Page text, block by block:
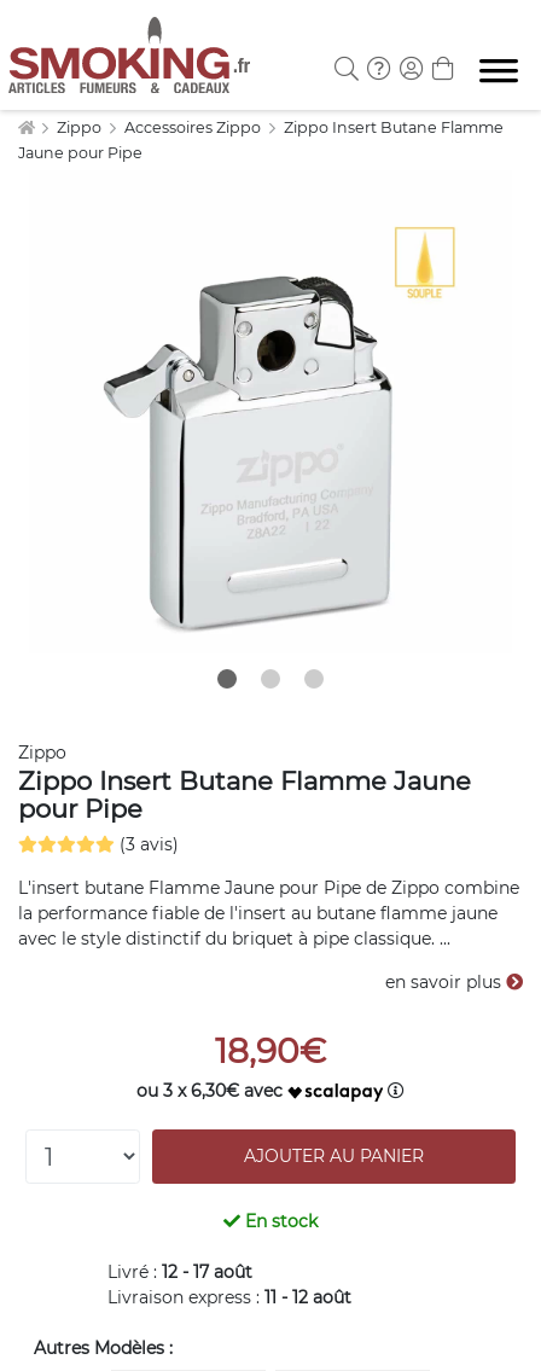
Zippo Accessoires Zippo
Zippo Insert Butane Flamme
Jaune pour Pipe
Zippo
Zippo Insert Butane Flamme Jaune
pour Pipe
(3 avis)
L'insert butane Flamme Jaune pour Pipe de Zippo combine
la performance fiable de l'insert au butane flamme jaune
avec le style distinctif du briquet à pipe classique. ...
en savoir plus
18,90€
ou 3 x 6,30€ avec
En stock
Livré : 12 - 17 août
Livraison express : 11 - 12 août
Autres Modèles :